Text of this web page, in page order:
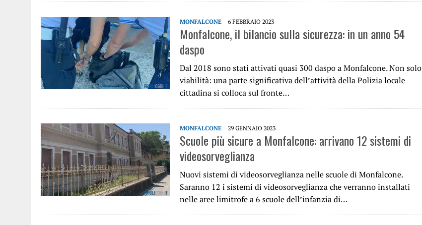
MONFALCONE 6 FEBBRAIO 2023
Monfalcone, il bilancio sulla sicurezza: in un anno 54
daspo
Dal 2018 sono stati attivati quasi 300 daspo a Monfalcone. Non solo
viabilità: una parte significativa dell’attività della Polizia locale
cittadina si colloca sul fronte…
MONFALCONE 29 GENNAIO 2023
Scuole più sicure a Monfalcone: arrivano 12 sistemi di
videosorveglianza
Nuovi sistemi di videosorveglianza nelle scuole di Monfalcone.
Saranno 12 i sistemi di videosorveglianza che verranno installati
nelle aree limitrofe a 6 scuole dell’infanzia di…